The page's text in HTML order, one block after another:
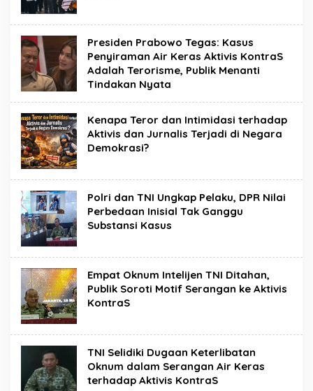
Presiden Prabowo Tegas: Kasus
Penyiraman Air Keras Aktivis KontraS
Adalah Terorisme, Publik Menanti
Tindakan Nyata
Kenapa Teror dan Intimidasi terhadap
Aktivis dan Jurnalis Terjadi di Negara
Demokrasi?
Polri dan TNI Ungkap Pelaku, DPR Nilai
Perbedaan Inisial Tak Ganggu
Substansi Kasus
Empat Oknum Intelijen TNI Ditahan,
Publik Soroti Motif Serangan ke Aktivis
KontraS
TNI Selidiki Dugaan Keterlibatan
Oknum dalam Serangan Air Keras
terhadap Aktivis KontraS